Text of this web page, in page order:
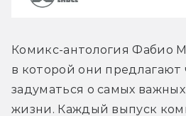
Комикс-антология Фабио
в которой они
задуматься о самых
жизни. Каждый выпуск